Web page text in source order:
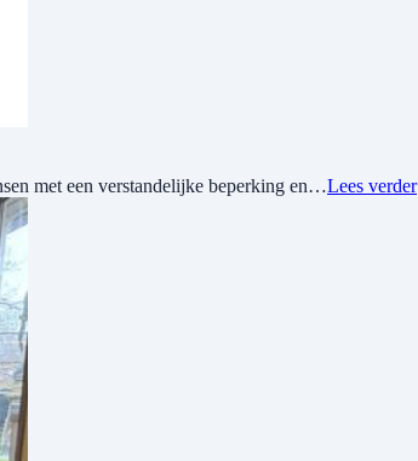
met een verstandelijke beperking en…Lees verder